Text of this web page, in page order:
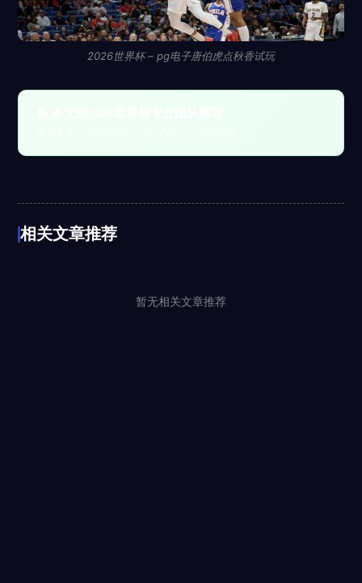
2026世界杯 – pg电子唐伯虎点秋香试玩
相关文章推荐
暂无相关文章推荐